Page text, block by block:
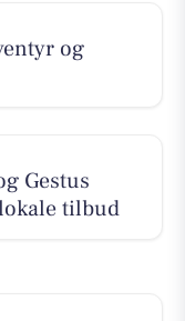
og
Gestus
tilbud